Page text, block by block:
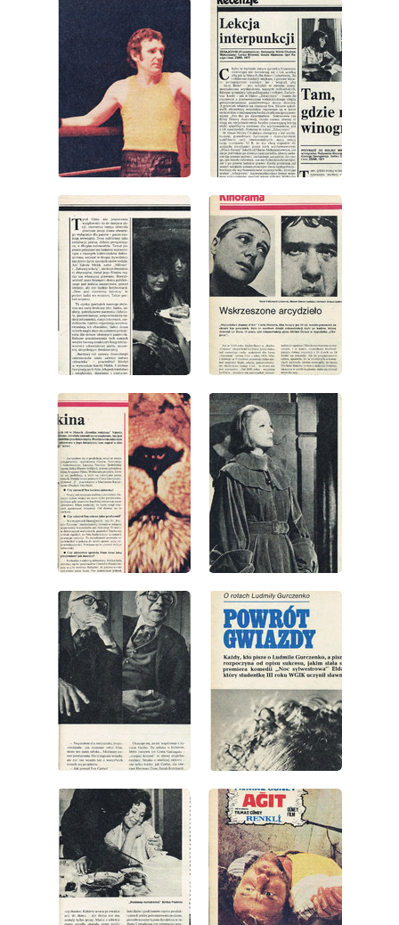
wydanie: 33/1978 wydanie: 33/1978
wydanie: 33/1978 wydanie: 33/1978
wydanie: 33/1978 wydanie: 33/1978
wydanie: 33/1978 wydanie: 33/1978